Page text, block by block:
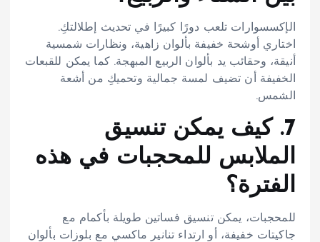
الإكسسوارات تلعب دورًا كبيرًا في تحديث إطلالتكِ.
اختاري أوشحة خفيفة بألوان زاهية، ونظارات شمسية
أنيقة، وحقائب يد بألوان الربيع المبهجة. كما يمكن للقبعات
الخفيفة أن تضيف لمسة جمالية وتحميكِ من أشعة
الشمس.
7. كيف يمكن تنسيق
الملابس للمحجبات في هذه
الفترة؟
للمحجبات، يمكن تنسيق فساتين طويلة بأكمام مع
جاكيتات خفيفة، أو ارتداء تنانير ماكسي مع بلوزات بألوان